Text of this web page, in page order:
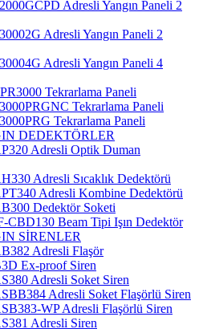
Adresli Yangın Paneli 2
Adresli Yangın Paneli 2
Adresli Yangın Paneli 4
Tekrarlama Paneli
Tekrarlama Paneli
Tekrarlama Paneli
DEDEKTÖRLER
Adresli Optik Duman
Adresli Sıcaklık Dedektörü
Adresli Kombine Dedektörü
Dedektör Soketi
CBD130 Beam Tipi Işın Dedektör
SİRENLER
Adresli Flaşör
Ex-proof Siren
Adresli Soket Siren
Adresli Soket Flaşörlü Siren
WP Adresli Flaşörlü Siren
Adresli Siren